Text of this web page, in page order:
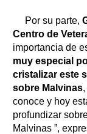
Por su parte,
Centro de
importancia de
muy especial
cristalizar este
sobre Malvinas
conoce y hoy
profundizar
Malvinas ”,